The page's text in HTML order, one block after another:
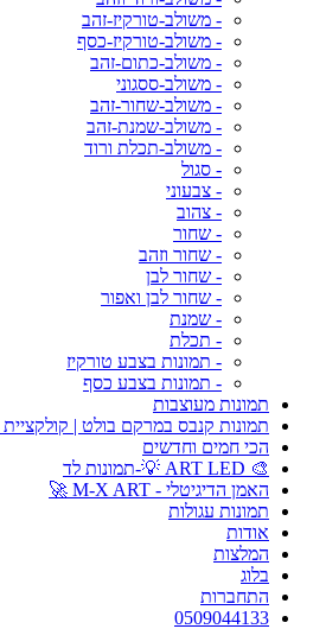
- משולב-טורקיז-זהב
- משולב-טורקיז-כסף
- משולב-כתום-זהב
- משולב-ססגוני
- משולב-שחור-זהב
- משולב-שמנת-זהב
- משולב-תכלת ורוד
- סגול
- צבעוני
- צהוב
- שחור
- שחור וזהב
- שחור לבן
- שחור לבן ואפור
- שמנת
- תכלת
- תמונות בצבע טורקיז
- תמונות בצבע כסף
תמונות מעוצבות
תמונות קנבס במרקם בולט | קולקציית Art Touch
הכי חמים וחדשים
🎨 ART LED 💡-תמונות לד
האמן הדיגיטלי - M-X ART 🚀
תמונות עגולות
אודות
המלצות
בלוג
התחברות
0509044133